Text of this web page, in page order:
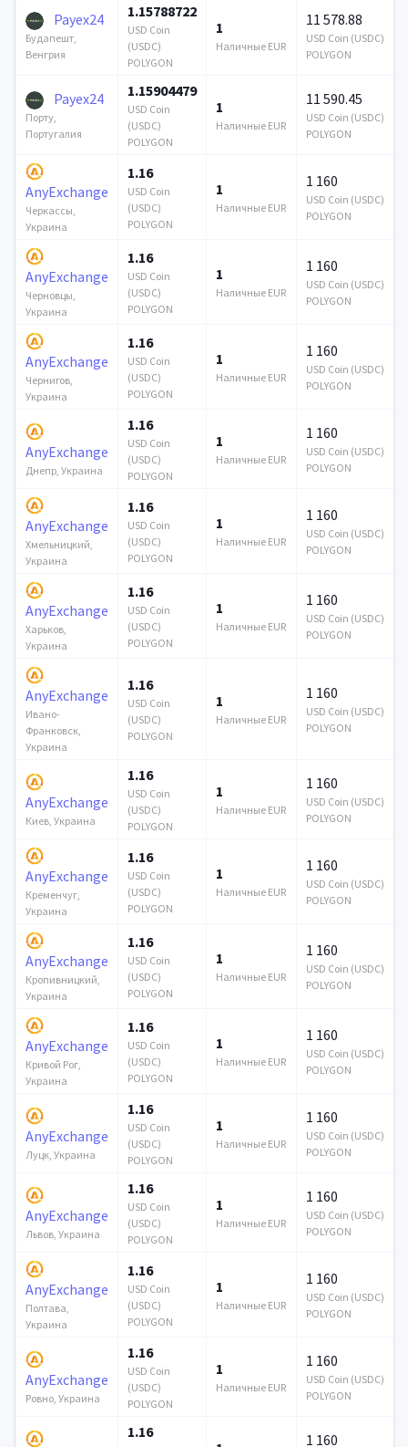
Payex24
Будапешт,
Венгрия
1.15788722
USD Coin
(USDC)
POLYGON
1
Наличные EUR
11 578.88
USD Coin (USDC)
POLYGON
Payex24
Порту,
Португалия
1.15904479
USD Coin
(USDC)
POLYGON
1
Наличные EUR
11 590.45
USD Coin (USDC)
POLYGON
AnyExchange
Черкассы,
Украина
1.16
USD Coin
(USDC)
POLYGON
1
Наличные EUR
1 160
USD Coin (USDC)
POLYGON
AnyExchange
Черновцы,
Украина
1.16
USD Coin
(USDC)
POLYGON
1
Наличные EUR
1 160
USD Coin (USDC)
POLYGON
AnyExchange
Чернигов,
Украина
1.16
USD Coin
(USDC)
POLYGON
1
Наличные EUR
1 160
USD Coin (USDC)
POLYGON
AnyExchange
Днепр, Украина
1.16
USD Coin
(USDC)
POLYGON
1
Наличные EUR
1 160
USD Coin (USDC)
POLYGON
AnyExchange
Хмельницкий,
Украина
1.16
USD Coin
(USDC)
POLYGON
1
Наличные EUR
1 160
USD Coin (USDC)
POLYGON
AnyExchange
Харьков,
Украина
1.16
USD Coin
(USDC)
POLYGON
1
Наличные EUR
1 160
USD Coin (USDC)
POLYGON
AnyExchange
Ивано-
Франковск,
Украина
1.16
USD Coin
(USDC)
POLYGON
1
Наличные EUR
1 160
USD Coin (USDC)
POLYGON
AnyExchange
Киев, Украина
1.16
USD Coin
(USDC)
POLYGON
1
Наличные EUR
1 160
USD Coin (USDC)
POLYGON
AnyExchange
Кременчуг,
Украина
1.16
USD Coin
(USDC)
POLYGON
1
Наличные EUR
1 160
USD Coin (USDC)
POLYGON
AnyExchange
Кропивницкий,
Украина
1.16
USD Coin
(USDC)
POLYGON
1
Наличные EUR
1 160
USD Coin (USDC)
POLYGON
AnyExchange
Кривой Рог,
Украина
1.16
USD Coin
(USDC)
POLYGON
1
Наличные EUR
1 160
USD Coin (USDC)
POLYGON
AnyExchange
Луцк, Украина
1.16
USD Coin
(USDC)
POLYGON
1
Наличные EUR
1 160
USD Coin (USDC)
POLYGON
AnyExchange
Львов, Украина
1.16
USD Coin
(USDC)
POLYGON
1
Наличные EUR
1 160
USD Coin (USDC)
POLYGON
AnyExchange
Полтава,
Украина
1.16
USD Coin
(USDC)
POLYGON
1
Наличные EUR
1 160
USD Coin (USDC)
POLYGON
AnyExchange
Ровно, Украина
1.16
USD Coin
(USDC)
POLYGON
1
Наличные EUR
1 160
USD Coin (USDC)
POLYGON
1.16 1 160